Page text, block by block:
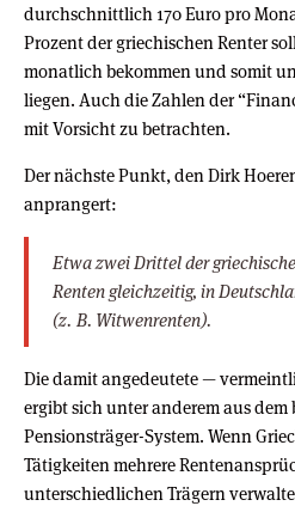
durchschnittlich 170 Euro pro
Prozent der griechischen Renter
monatlich bekommen und somit
liegen. Auch die Zahlen der
mit Vorsicht zu betrachten.
Der nächste Punkt, den Dirk
anprangert:
Etwa zwei Drittel der
Renten gleichzeitig, in
(z. B. Witwenrenten).
Die damit angedeutete —
ergibt sich unter anderem aus dem
Pensionsträger-System. Wenn
Tätigkeiten mehrere
unterschiedlichen Trägern